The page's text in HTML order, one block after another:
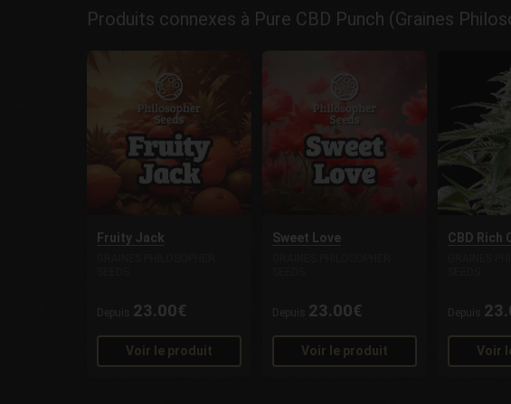
Produits connexes à Pure CBD Punch (Graines
Fruity Jack
Depuis 23.00€
Voir le produit
Sweet Love
Depuis 23.00€
Voir le produit
CBD Rich
Depuis
Voir